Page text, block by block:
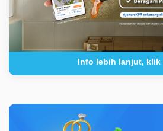
Info lebih lanjut, klik